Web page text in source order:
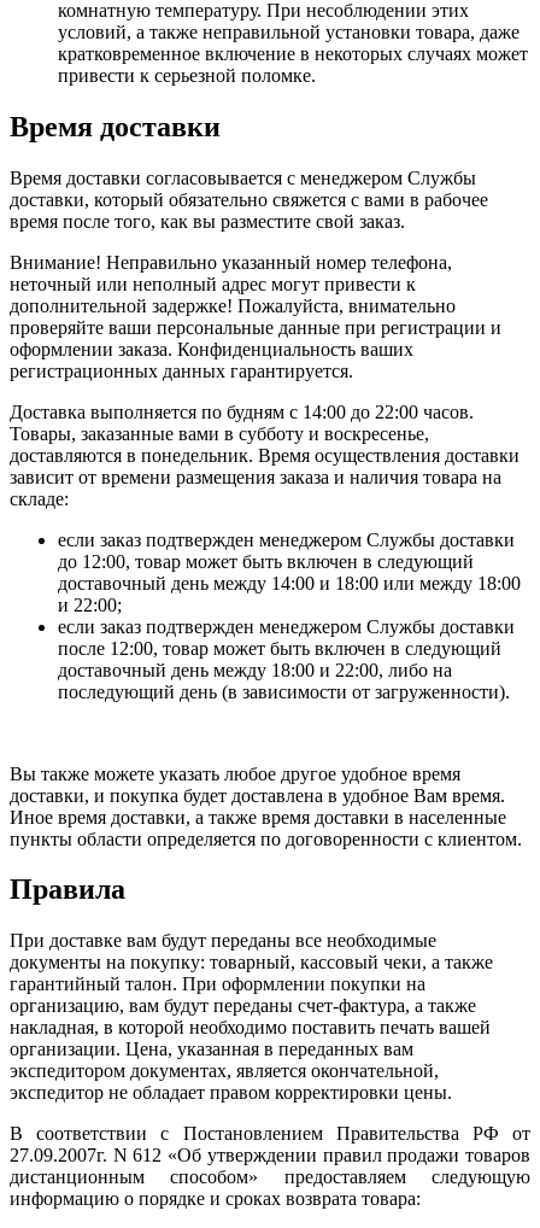
комнатную температуру. При несоблюдении этих
условий, а также неправильной установки товара, даже
кратковременное включение в некоторых случаях может
привести к серьезной поломке.
Время доставки
Время доставки согласовывается с менеджером Службы
доставки, который обязательно свяжется с вами в рабочее
время после того, как вы разместите свой заказ.
Внимание! Неправильно указанный номер телефона,
неточный или неполный адрес могут привести к
дополнительной задержке! Пожалуйста, внимательно
проверяйте ваши персональные данные при регистрации и
оформлении заказа. Конфиденциальность ваших
регистрационных данных гарантируется.
Доставка выполняется по будням с 14:00 до 22:00 часов.
Товары, заказанные вами в субботу и воскресенье,
доставляются в понедельник. Время осуществления доставки
зависит от времени размещения заказа и наличия товара на
складе:
если заказ подтвержден менеджером Службы доставки
до 12:00, товар может быть включен в следующий
доставочный день между 14:00 и 18:00 или между 18:00
и 22:00;
если заказ подтвержден менеджером Службы доставки
после 12:00, товар может быть включен в следующий
доставочный день между 18:00 и 22:00, либо на
последующий день (в зависимости от загруженности).
Вы также можете указать любое другое удобное время
доставки, и покупка будет доставлена в удобное Вам время.
Иное время доставки, а также время доставки в населенные
пункты области определяется по договоренности с клиентом.
Правила
При доставке вам будут переданы все необходимые
документы на покупку: товарный, кассовый чеки, а также
гарантийный талон. При оформлении покупки на
организацию, вам будут переданы счет-фактура, а также
накладная, в которой необходимо поставить печать вашей
организации. Цена, указанная в переданных вам
экспедитором документах, является окончательной,
экспедитор не обладает правом корректировки цены.
В соответствии с Постановлением Правительства РФ от
27.09.2007г. N 612 «Об утверждении правил продажи товаров
дистанционным способом» предоставляем следующую
информацию о порядке и сроках возврата товара: